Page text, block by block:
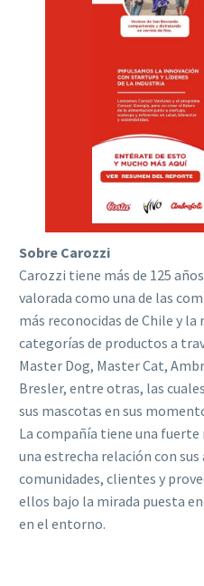
Sobre Carozzi
Carozzi tiene más de 125
valorada como una de las
más reconocidas de Chile y
categorías de productos a
Master Dog, Master Cat,
Bresler, entre otras, las
sus mascotas en sus
La compañía tiene una
una estrecha relación con
comunidades, clientes y
ellos bajo la mirada puesta
en el entorno.